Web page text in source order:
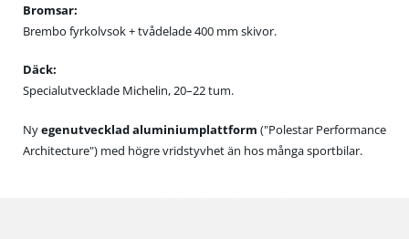
Bromsar:
Brembo fyrkolvsok + tvådelade 400 mm skivor.
Däck:
Specialutvecklade Michelin, 20–22 tum.
Nyegenutvecklad aluminiumplattform ("Polestar Performance
Architecture") med högre vridstyvhet än hos många sportbilar.